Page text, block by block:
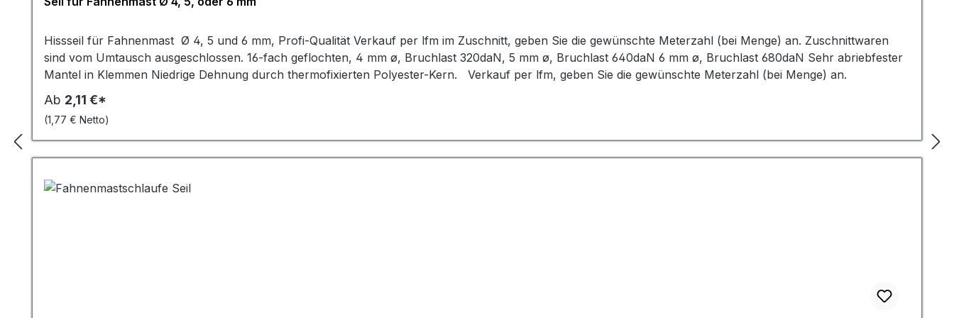
Hissseil für Fahnenmast Ø 4, 5 und 6 mm, Profi-Qualität Verkauf per lfm im Zuschnitt, geben Sie die gewünschte Meterzahl (bei Menge) an. Zuschnittwaren
sind vom Umtausch ausgeschlossen. 16-fach geflochten, 4 mm ø, Bruchlast 320daN, 5 mm ø, Bruchlast 640daN 6 mm ø, Bruchlast 680daN Sehr abriebfester
Mantel in Klemmen Niedrige Dehnung durch thermofixierten Polyester-Kern. Verkauf per lfm, geben Sie die gewünschte Meterzahl (bei Menge) an.
Ab 2,11 €*
(1,77 € Netto)